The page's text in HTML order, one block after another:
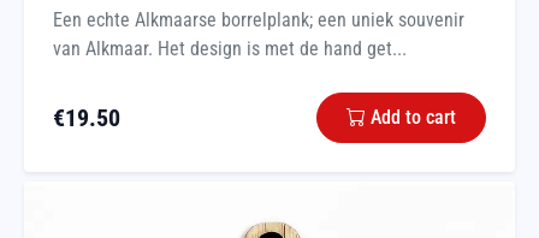
Een echte Alkmaarse borrelplank; een uniek souvenir
van Alkmaar. Het design is met de hand get...
€19.50 Add to cart